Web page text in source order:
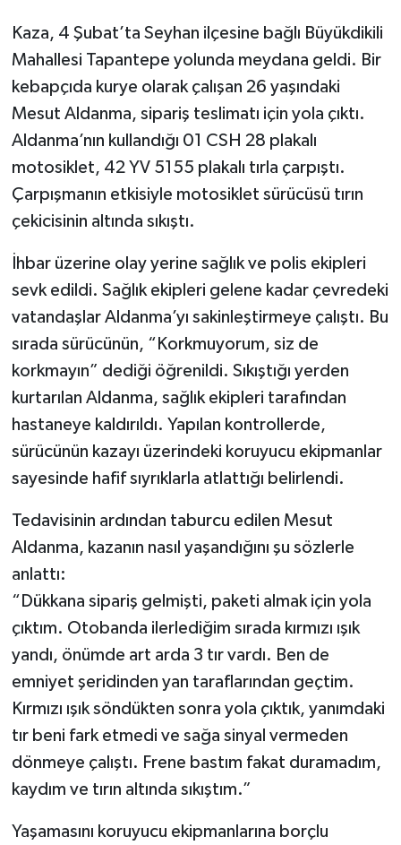
Kaza, 4 Şubat’ta Seyhan ilçesine bağlı Büyükdikili
Mahallesi Tapantepe yolunda meydana geldi. Bir
kebapçıda kurye olarak çalışan 26 yaşındaki
Mesut Aldanma, sipariş teslimatı için yola çıktı.
Aldanma’nın kullandığı 01 CSH 28 plakalı
motosiklet, 42 YV 5155 plakalı tırla çarpıştı.
Çarpışmanın etkisiyle motosiklet sürücüsü tırın
çekicisinin altında sıkıştı.
İhbar üzerine olay yerine sağlık ve polis ekipleri
sevk edildi. Sağlık ekipleri gelene kadar çevredeki
vatandaşlar Aldanma’yı sakinleştirmeye çalıştı. Bu
sırada sürücünün, “Korkmuyorum, siz de
korkmayın” dediği öğrenildi. Sıkıştığı yerden
kurtarılan Aldanma, sağlık ekipleri tarafından
hastaneye kaldırıldı. Yapılan kontrollerde,
sürücünün kazayı üzerindeki koruyucu ekipmanlar
sayesinde hafif sıyrıklarla atlattığı belirlendi.
Tedavisinin ardından taburcu edilen Mesut
Aldanma, kazanın nasıl yaşandığını şu sözlerle
anlattı:
“Dükkana sipariş gelmişti, paketi almak için yola
çıktım. Otobanda ilerlediğim sırada kırmızı ışık
yandı, önümde art arda 3 tır vardı. Ben de
emniyet şeridinden yan taraflarından geçtim.
Kırmızı ışık söndükten sonra yola çıktık, yanımdaki
tır beni fark etmedi ve sağa sinyal vermeden
dönmeye çalıştı. Frene bastım fakat duramadım,
kaydım ve tırın altında sıkıştım.”
Yaşamasını koruyucu ekipmanlarına borçlu